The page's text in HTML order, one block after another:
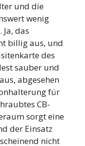
und die
wenig
das
billig aus, und
des
sauber und
abgesehen
für
CB-
sorgt eine
der Einsatz
nicht